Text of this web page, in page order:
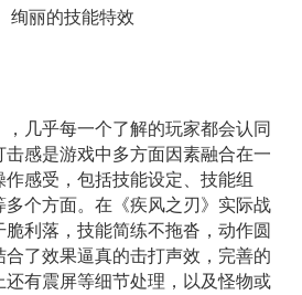
丽的技能特效
几乎每一个了解的玩家都会认同
感是游戏中多方面因素融合在一
感受，包括技能设定、技能组
个方面。在《疾风之刃》实际战
利落，技能简练不拖沓，动作圆
了效果逼真的击打声效，完善的
还有震屏等细节处理，以及怪物或